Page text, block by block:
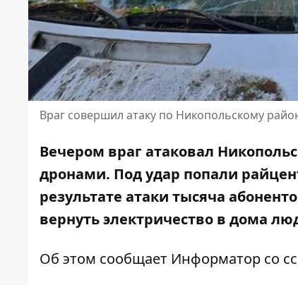
Враг совершил атаку по Никопольскому
Вечером враг атаковал
дронами. Под удар попали
результате атаки тысяча
вернуть электричество в дома
Об этом сообщает Информатор со